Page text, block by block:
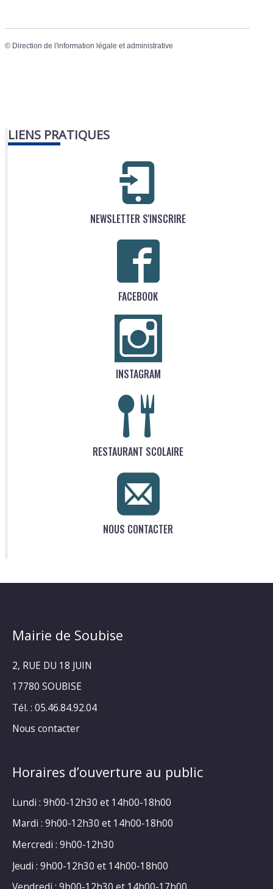
© Direction de l'information légale et administrative
LIENS PRATIQUES
NEWSLETTER S'INSCRIRE
FACEBOOK
INSTAGRAM
RESTAURANT SCOLAIRE
NOUS CONTACTER
Mairie de Soubise
2, RUE DU 18 JUIN
17780 SOUBISE
Tél. : 05.46.84.92.04
Nous contacter
Horaires d’ouverture au public
Lundi : 9h00-12h30 et 14h00-18h00
Mardi : 9h00-12h30 et 14h00-18h00
Mercredi : 9h00-12h30
Jeudi : 9h00-12h30 et 14h00-18h00